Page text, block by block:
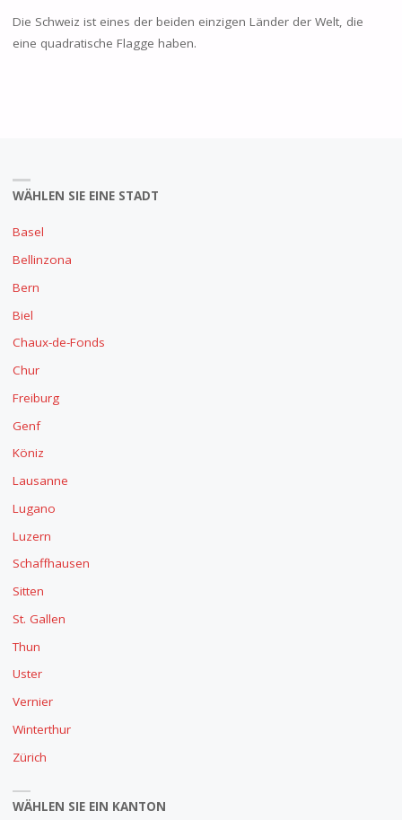
Die Schweiz ist eines der beiden einzigen Länder der Welt, die
eine quadratische Flagge haben.
WÄHLEN SIE EINE STADT
Basel
Bellinzona
Bern
Biel
Chaux-de-Fonds
Chur
Freiburg
Genf
Köniz
Lausanne
Lugano
Luzern
Schaffhausen
Sitten
St. Gallen
Thun
Uster
Vernier
Winterthur
Zürich
WÄHLEN SIE EIN KANTON